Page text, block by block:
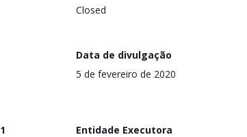
Closed
Data de divulgação
5 de fevereiro de 2020
1
Entidade Executora